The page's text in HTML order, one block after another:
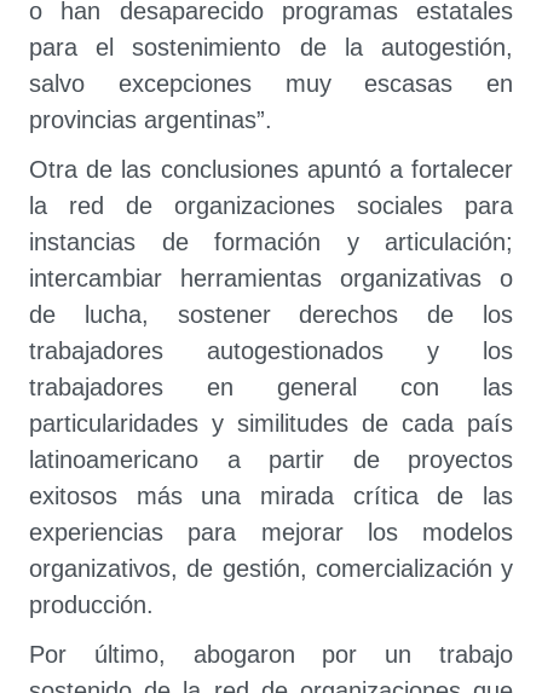
o han desaparecido programas estatales
para el sostenimiento de la autogestión,
salvo excepciones muy escasas en
provincias argentinas”.
Otra de las conclusiones apuntó a fortalecer
la red de organizaciones sociales para
instancias de formación y articulación;
intercambiar herramientas organizativas o
de lucha, sostener derechos de los
trabajadores autogestionados y los
trabajadores en general con las
particularidades y similitudes de cada país
latinoamericano a partir de proyectos
exitosos más una mirada crítica de las
experiencias para mejorar los modelos
organizativos, de gestión, comercialización y
producción.
Por último, abogaron por un trabajo